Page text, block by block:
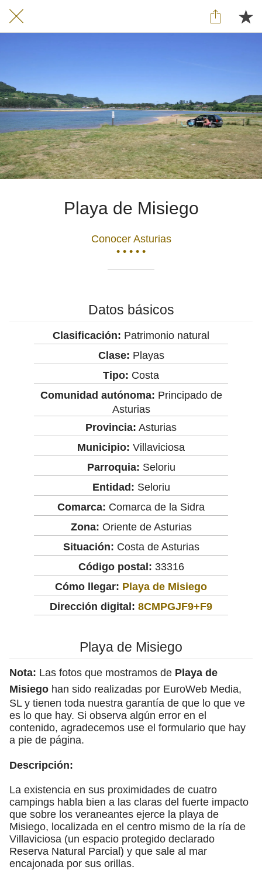
Playa de Misiego
Conocer Asturias
• • • • •
Datos básicos
Clasificación: Patrimonio natural
Clase: Playas
Tipo: Costa
Comunidad autónoma: Principado de
Asturias
Provincia: Asturias
Municipio: Villaviciosa
Parroquia: Seloriu
Entidad: Seloriu
Comarca: Comarca de la Sidra
Zona: Oriente de Asturias
Situación: Costa de Asturias
Código postal: 33316
Cómo llegar: Playa de Misiego
Dirección digital: 8CMPGJF9+F9
Playa de Misiego
Nota: Las fotos que mostramos de Playa de
Misiego han sido realizadas por EuroWeb Media,
SL y tienen toda nuestra garantía de que lo que ve
es lo que hay. Si observa algún error en el
contenido, agradecemos use el formulario que hay
a pie de página.
Descripción:
La existencia en sus proximidades de cuatro
campings habla bien a las claras del fuerte impacto
que sobre los veraneantes ejerce la playa de
Misiego, localizada en el centro mismo de la ría de
Villaviciosa (un espacio protegido declarado
Reserva Natural Parcial) y que sale al mar
encajonada por sus orillas.